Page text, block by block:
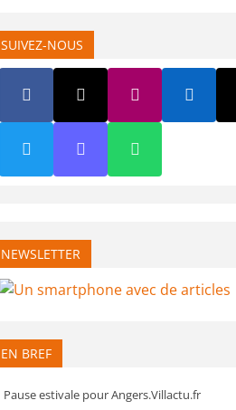
SUIVEZ-NOUS
NEWSLETTER
EN BREF
Pause estivale pour Angers.Villactu.fr